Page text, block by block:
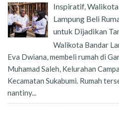
Inspiratif,
Lampung Beli
untuk Dijadikan
Walikota Bandar
Eva Dwiana, membeli rumah di
Muhamad Saleh, Kelurahan
Kecamatan Sukabumi. Rumah
nantiny...